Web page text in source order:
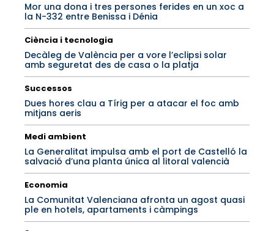
Mor una dona i tres persones ferides en un xoc a
la N-332 entre Benissa i Dénia
Ciència i tecnologia
Decàleg de València per a vore l’eclipsi solar
amb seguretat des de casa o la platja
Successos
Dues hores clau a Tírig per a atacar el foc amb
mitjans aeris
Medi ambient
La Generalitat impulsa amb el port de Castelló la
salvació d’una planta única al litoral valencià
Economia
La Comunitat Valenciana afronta un agost quasi
ple en hotels, apartaments i càmpings